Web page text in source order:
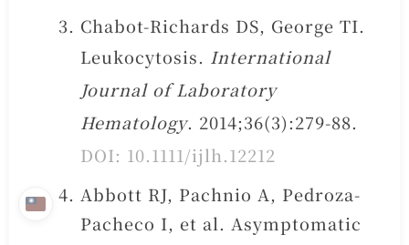
Chabot-Richards DS, George TI.
Leukocytosis. International
Journal of Laboratory
Hematology. 2014;36(3):279-88.
DOI: 10.1111/ijlh.12212
Abbott RJ, Pachnio A, Pedroza-
Pacheco I, et al. Asymptomatic